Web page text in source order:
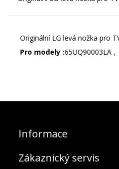
Originální LG levá nožka pro
Pro modely :65UQ90003LA ,
Informace
Zákaznický servis